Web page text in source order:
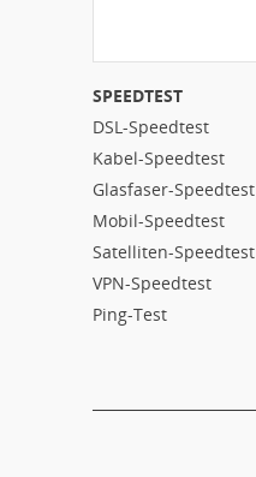
SPEEDTEST
DSL-Speedtest
Kabel-Speedtest
Glasfaser-Speedtest
Mobil-Speedtest
Satelliten-Speedtest
VPN-Speedtest
Ping-Test